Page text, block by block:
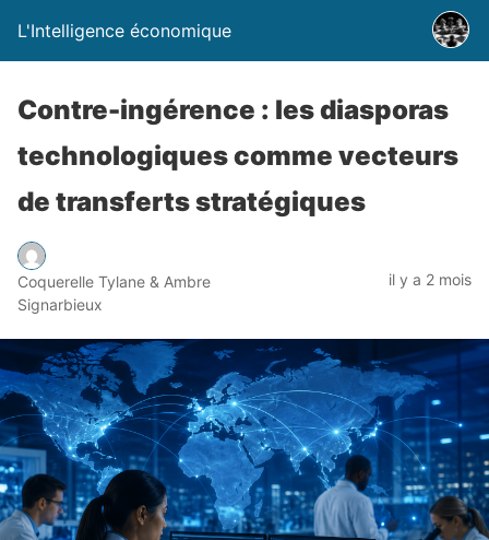
L'Intelligence économique
Contre-ingérence : les diasporas
technologiques comme vecteurs
de transferts stratégiques
Coquerelle Tylane & Ambre
Signarbieux
il y a 2 mois